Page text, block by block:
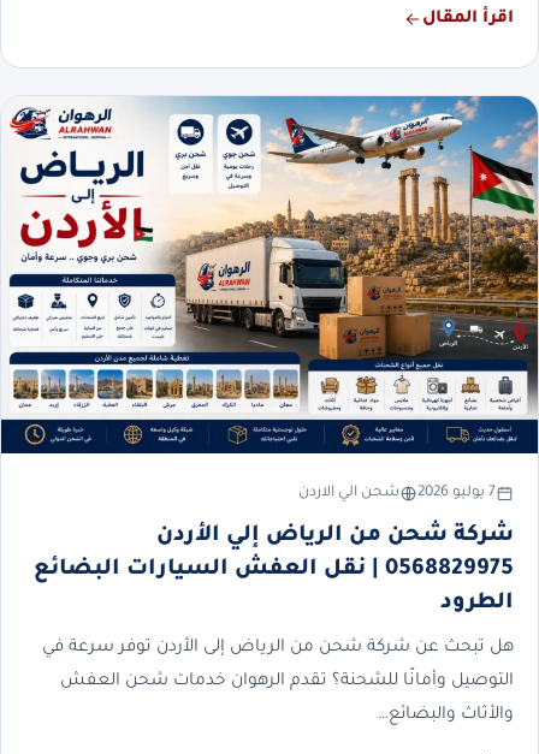
اقرأ المقال
7 يوليو 2026 شحن الي الاردن
شركة شحن من الرياض إلي الأردن
0568829975 | نقل العفش السيارات البضائع
الطرود
هل تبحث عن شركة شحن من الرياض إلى الأردن توفر سرعة في
التوصيل وأمانًا للشحنة؟ تقدم الرهوان خدمات شحن العفش
والأثاث والبضائع…